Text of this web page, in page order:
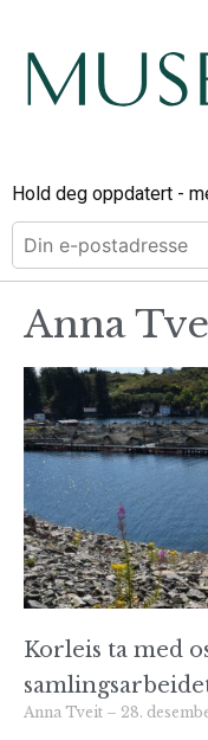
Hold deg oppdatert -
Anna
Korleis ta med
Anna Tveit 28.